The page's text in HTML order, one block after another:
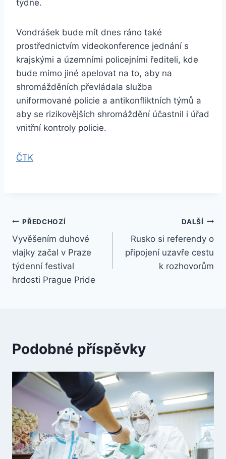
týdne.
Vondrášek bude mít dnes ráno také
prostřednictvím videokonference jednání s
krajskými a územními policejními řediteli, kde
bude mimo jiné apelovat na to, aby na
shromážděních převládala služba
uniformované policie a antikonfliktních týmů a
aby se rizikovějších shromáždění účastnil i úřad
vnitřní kontroly policie.
ČTK
Navigace
pro
příspěvek
PŘEDCHOZÍ
Vyvěšením duhové
vlajky začal v Praze
týdenní festival
hrdosti Prague Pride
DALŠÍ
Rusko si referendy o
připojení uzavře cestu
k rozhovorům
Podobné příspěvky